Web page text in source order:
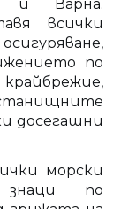
и Варна.
всички
по
досегашни
морски
знаци по